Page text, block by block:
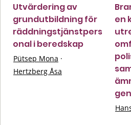
Utvärdering av
grundutbildning för
räddningstjänstpers
onal i beredskap
Pütsep Mona ·
Hertzberg Åsa
en